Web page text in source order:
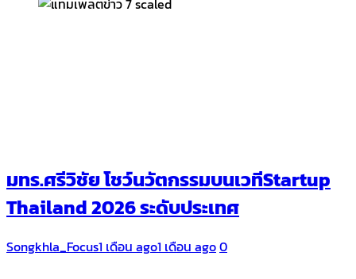
มทร.ศรีวิชัย โชว์นวัตกรรมบนเวทีStartup
Thailand 2026 ระดับประเทศ
Songkhla_Focus1 เดือน ago1 เดือน ago0